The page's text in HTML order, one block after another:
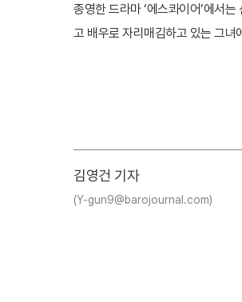
종영한 드라마 ‘에스콰이어’에서
고 배우로 자리매김하고 있는 그녀
김영건 기자
(Y-gun9@barojournal.com)